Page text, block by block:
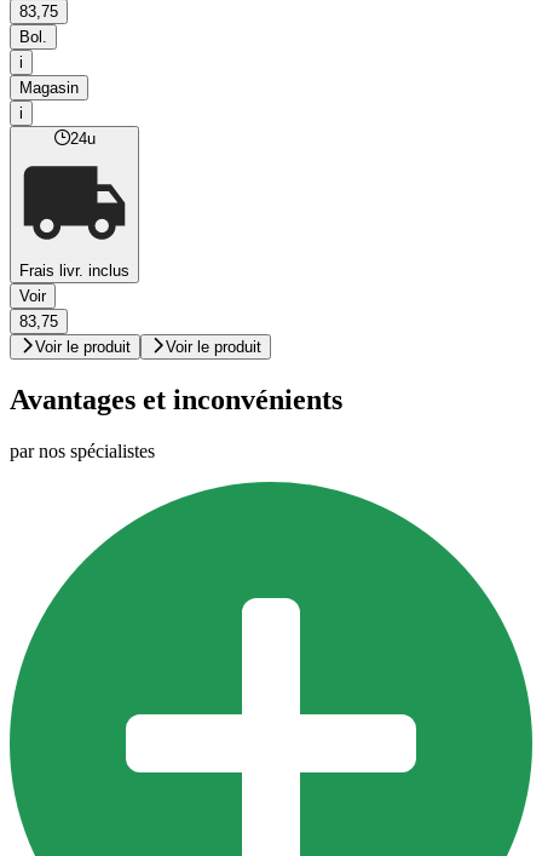
83,75
Bol.
i
Magasin
i
24u
Frais livr. inclus
Voir
83,75
Voir le produit
Voir le produit
Avantages et inconvénients
par nos spécialistes